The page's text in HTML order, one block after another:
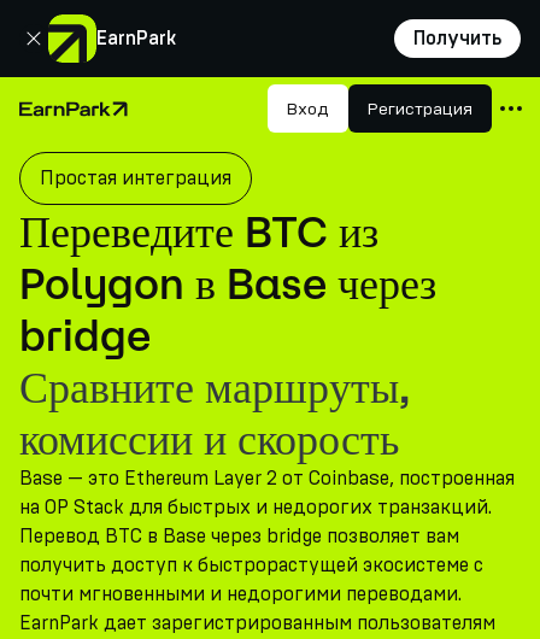
EarnPark Получить
Закрыть
Главная страница Вход Регистрация
Продукты
Рынки
Калькуляторы
Токен PARK
Ресурсы
Компания
Простая интеграция
Переведите BTC из
Polygon в Base через
bridge
Сравните маршруты,
комиссии и скорость
Base — это Ethereum Layer 2 от Coinbase, построенная
на OP Stack для быстрых и недорогих транзакций.
Перевод BTC в Base через bridge позволяет вам
получить доступ к быстрорастущей экосистеме с
почти мгновенными и недорогими переводами.
EarnPark дает зарегистрированным пользователям